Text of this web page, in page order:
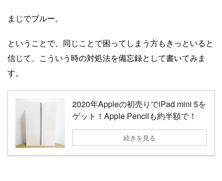
まじでブルー。
ということで、同じことで困ってしまう方もきっといると
信じて、こういう時の対処法を備忘録として書いてみま
す。
2020年Appleの初売りでiPad mini 5を
ゲット！Apple Pencilも約半額で！
続きを見る